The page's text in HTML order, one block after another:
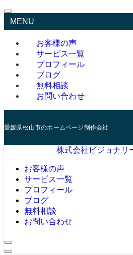
MENU
お客様の声
サービス一覧
プロフィール
ブログ
無料相談
お問い合わせ
愛媛県松山市のホームページ制作会社
株式会社ビジョナリ
お客様の声
サービス一覧
プロフィール
ブログ
無料相談
お問い合わせ